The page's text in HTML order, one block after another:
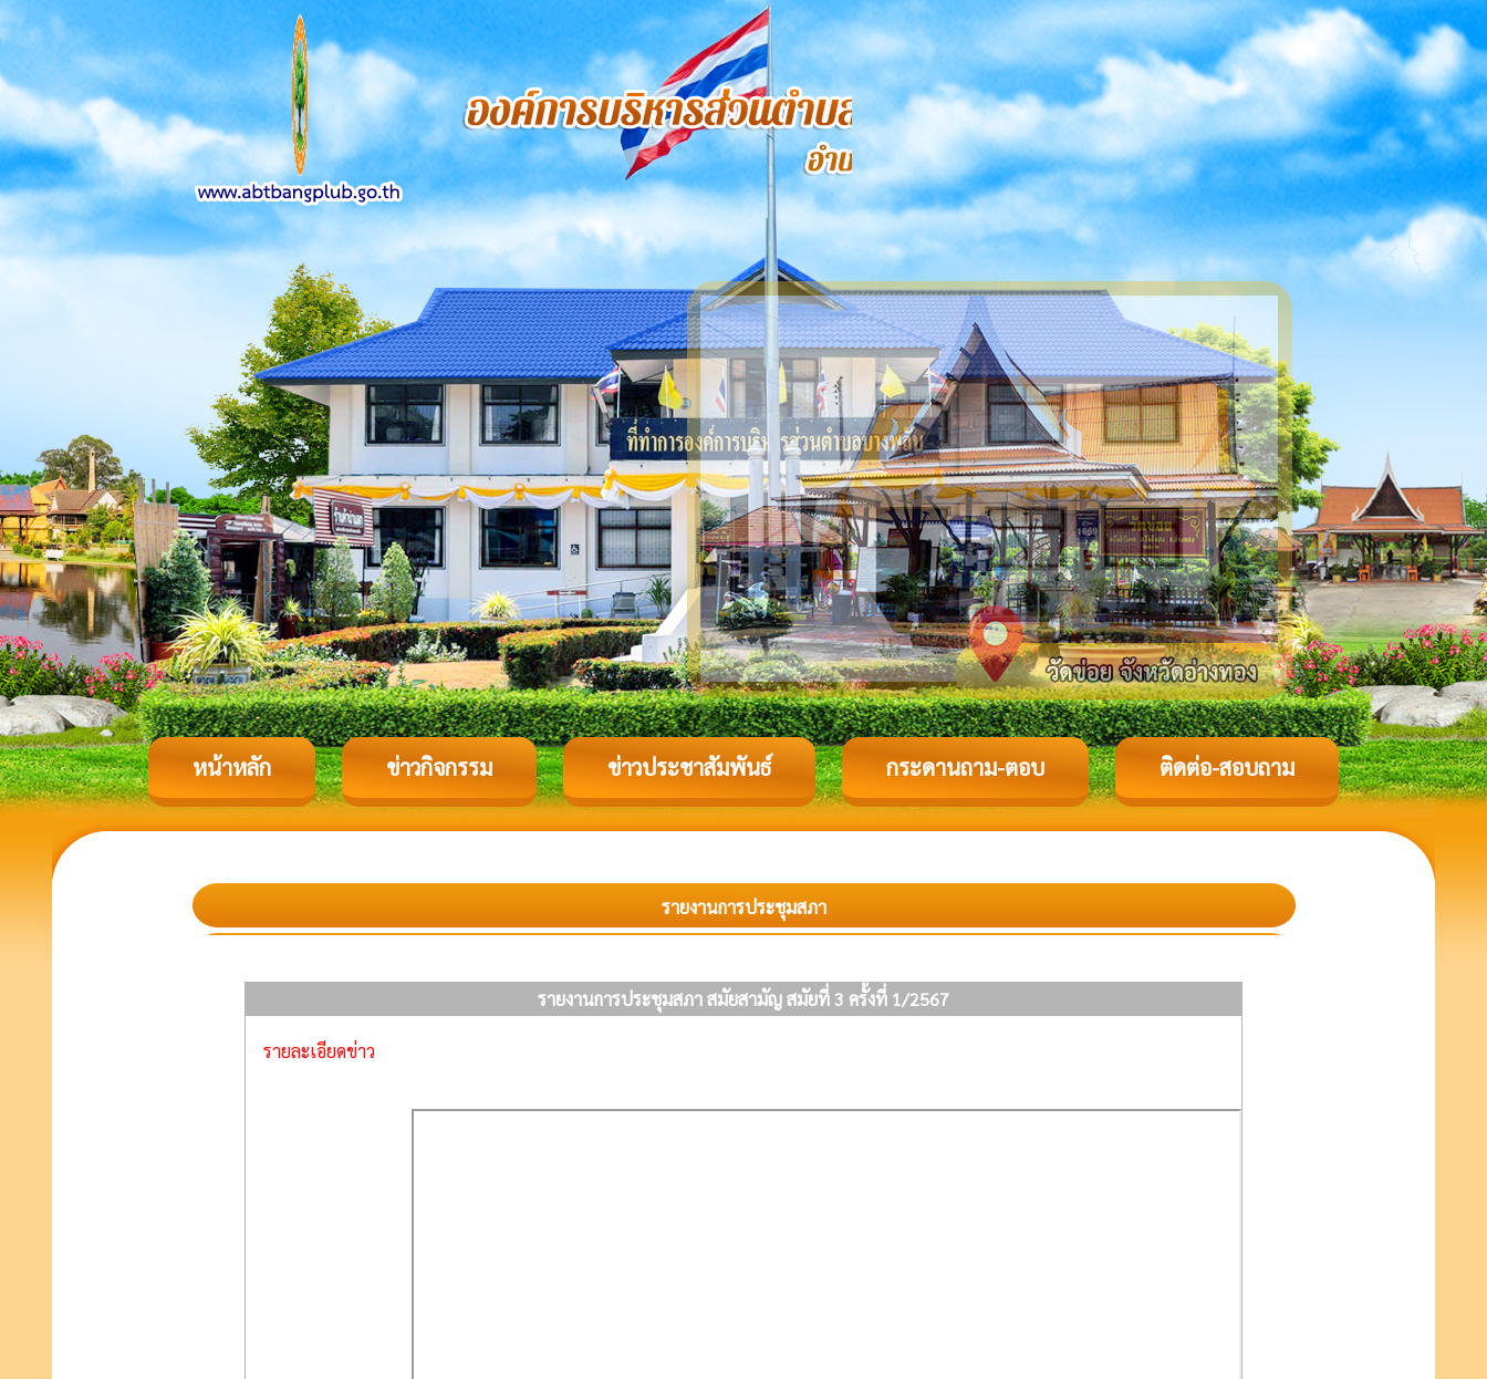
หน้าหลัก ข่าวกิจกรรม ข่าวประชาสัมพันธ์ กระดานถาม-ตอบ ติดต่อ-สอบถาม
รายงานการประชุมสภา
รายงานการประชุมสภา สมัยสามัญ สมัยที่ 3 ครั้งที่ 1/2567
รายละเอียดข่าว